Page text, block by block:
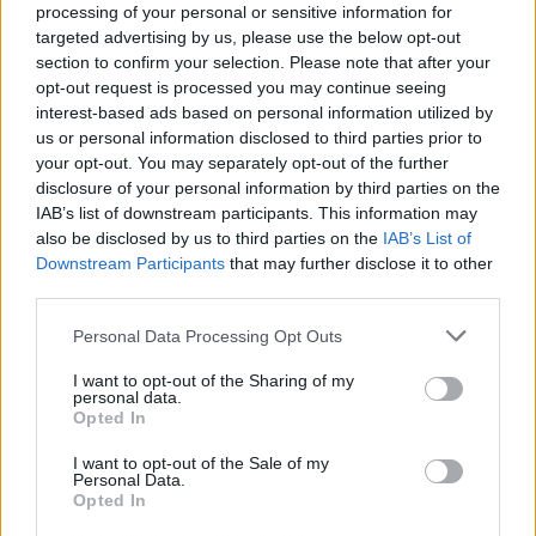
processing of your personal or sensitive information for
targeted advertising by us, please use the below opt-out
section to confirm your selection. Please note that after your
opt-out request is processed you may continue seeing
interest-based ads based on personal information utilized by
us or personal information disclosed to third parties prior to
your opt-out. You may separately opt-out of the further
disclosure of your personal information by third parties on the
IAB’s list of downstream participants. This information may
also be disclosed by us to third parties on the IAB’s List of
Downstream Participants that may further disclose it to other
Personal Data Processing Opt Outs
I want to opt-out of the Sharing of my
personal data.
Opted In
I want to opt-out of the Sale of my
Personal Data.
Opted In
ποια προβλήματα θα μπορούσαν να προκύψουν για τους
πελάτες, πολύ πριν υπογράψουν κάποια συμφωνία. Ποια
είναι αυτά;
Το εξωτερικό του σπιτιού: Σημειώστε την κατάσταση
της εξωτερικής επένδυσης, των παραθύρων, της
στέγης, της καμινάδας, της εξωτερικής διαμόρφωσης
και του τοπίου. Ενώ ορισμένα από αυτά τα
χαρακτηριστικά δεν είναι τόσο ελκυστικά όσο ένα
νεόκτιστο διαμέρισμα, πρόκειται για ακριβά στοιχεία
που
μπορεί να κοστίσουν μια περιουσία για επισκευή
Ένας ετοιμόρροπος τοίχος αντιστήριξης μπορεί να μην
είναι ορατός στις φωτογραφίες της καταχώρισης,
«Ηλικία» βασικών στοιχείων υποδομής
: Ρωτήστε για
σηπτική δεξαμενή. Τι σύγχρονο υπάρχει;
Αυτά τα
στοιχεία δεν είναι μόνο δαπανηρά, αλλά και πολύ
δυσλειτουργία του λέβητα δεν είναι κάτι που θα
θέλατε να προκύψει από τις πρώτες μέρες της αγοράς